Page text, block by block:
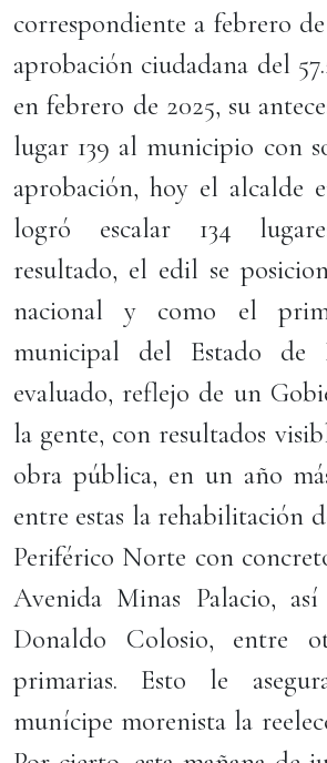
correspondiente a febrero
aprobación ciudadana del
en febrero de 2025, su
lugar 139 al municipio con
aprobación, hoy el alcalde
logró escalar 134
resultado, el edil se
nacional y como el
municipal del Estado de
evaluado, reflejo de un
la gente, con resultados
obra pública, en un año
entre estas la rehabilitación
Periférico Norte con
Avenida Minas Palacio,
Donaldo Colosio, entre
primarias. Esto le
munícipe morenista la